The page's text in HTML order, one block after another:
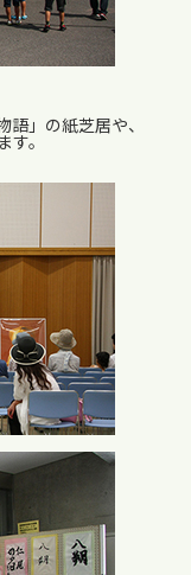
」の紙芝居や、
。